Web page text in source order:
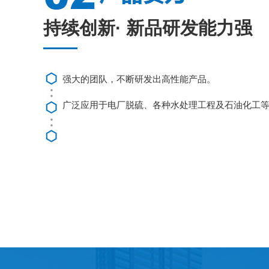
持续创新· 新品研发能力强
强大的团队，不断研发出高性能产品。
广泛应用于电厂脱硫、各种水处理工程及石油化工